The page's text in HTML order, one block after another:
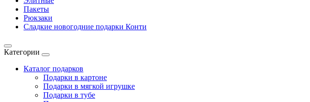
Пакеты
Рюкзаки
Сладкие новогодние подарки Конти
Категории
Каталог подарков
Подарки в картоне
Подарки в мягкой игрушке
Подарки в тубе